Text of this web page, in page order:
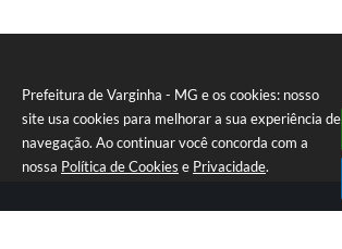
Prefeitura de Varginha - MG e os cookies: nosso
site usa cookies para melhorar a sua experiência de
navegação. Ao continuar você concorda com a
nossa Política de Cookies e Privacidade.